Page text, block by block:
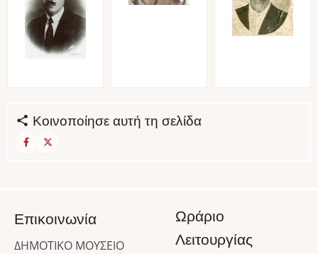
Κοινοποίησε αυτή τη σελίδα
Επικοινωνία
ΔΗΜΟΤΙΚΟ ΜΟΥΣΕΙΟ
Ωράριο
Λειτουργίας